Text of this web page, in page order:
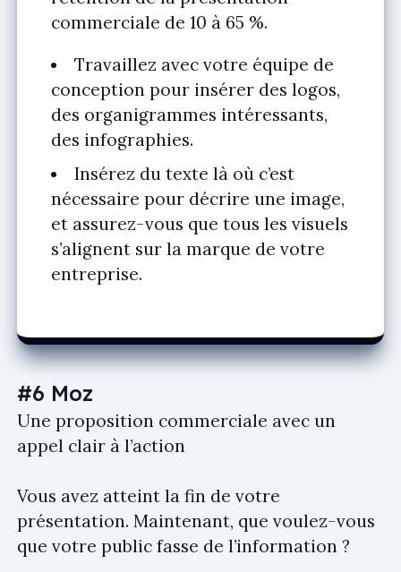
commerciale de 10 à 65 %.
Travaillez avec votre équipe de
conception pour insérer des logos,
des organigrammes intéressants,
des infographies.
Insérez du texte là où c’est
nécessaire pour décrire une image,
et assurez-vous que tous les visuels
s’alignent sur la marque de votre
entreprise.
#6 Moz
Une proposition commerciale avec un
appel clair à l’action
Vous avez atteint la fin de votre
présentation. Maintenant, que voulez-vous
que votre public fasse de l’information ?